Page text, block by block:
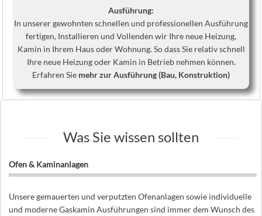
Ausführung:
In unserer gewohnten schnellen und professionellen Ausführung
fertigen, Installieren und Vollenden wir Ihre neue Heizung,
Kamin in Ihrem Haus oder Wohnung. So dass Sie relativ schnell
Ihre neue Heizung oder Kamin in Betrieb nehmen können.
Erfahren Sie mehr zur Ausführung (Bau, Konstruktion)
Was Sie wissen sollten
Ofen & Kaminanlagen
Unsere gemauerten und verputzten Ofenanlagen sowie individuelle
und moderne Gaskamin Ausführungen sind immer dem Wunsch des